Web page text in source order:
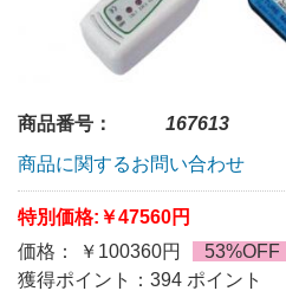
商品番号：
167613
商品に関するお問い合わせ
特別価格: ￥47560円
価格： ￥100360円
53%OFF
獲得ポイント：394 ポイント